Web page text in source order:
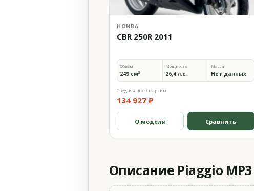
HONDA
CBR 250R 2011
Объём
249 см³
Мощность
26,4 л.с.
Масса
Нет данных
Средняя цена в архиве
134 927 ₽
О модели Сравнить
Описание Piaggio MP3